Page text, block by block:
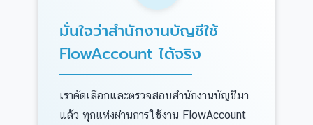
มั่นใจว่าสำนักงานบัญชีใช้
FlowAccount ได้จริง
เราคัดเลือกและตรวจสอบสำนักงานบัญชีมา
แล้ว ทุกแห่งผ่านการใช้งาน FlowAccount